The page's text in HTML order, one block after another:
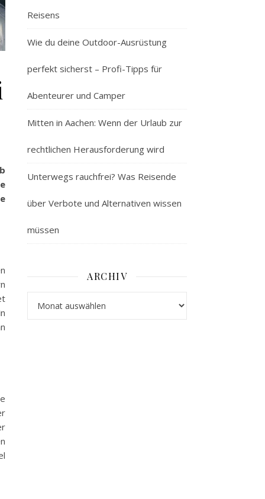
Reisens
Wie du deine Outdoor-Ausrüstung
perfekt sicherst – Profi-Tipps für
Abenteurer und Camper
Mitten in Aachen: Wenn der Urlaub zur
rechtlichen Herausforderung wird
Unterwegs rauchfrei? Was Reisende
über Verbote und Alternativen wissen
müssen
ARCHIV